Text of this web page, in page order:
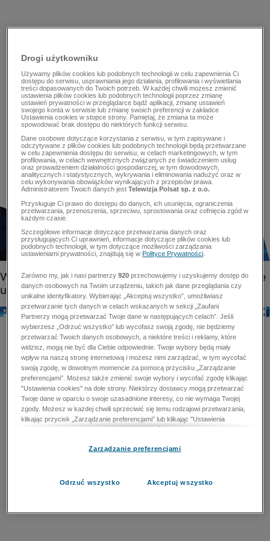
Drogi użytkowniku
Używamy plików cookies lub podobnych technologii w celu zapewnienia Ci
dostępu do serwisu, usprawniania jego działania, profilowania i wyświetlania
treści dopasowanych do Twoich potrzeb. W każdej chwili możesz zmienić
ustawienia plików cookies lub podobnych technologii poprzez zmianę
ustawień prywatności w przeglądarce bądź aplikacji, zmianę ustawień
swojego konta w serwisie lub zmianę swoich preferencji w zakładce
Ustawienia cookies w stopce strony. Pamiętaj, że zmiana ta może
spowodować brak dostępu do niektórych funkcji serwisu.
Dane osobowe dotyczące korzystania z serwisu, w tym zapisywane i
odczytywane z plików cookies lub podobnych technologii będą przetwarzane
w celu zapewnienia dostępu do serwisu, w celach marketingowych, w tym
profilowania, w celach wewnętrznych związanych ze świadczeniem usług
oraz prowadzeniem działalności gospodarczej, w tym dowodowych,
analitycznych i statystycznych, wykrywania i eliminowania nadużyć oraz w
celu wykonywania obowiązków wynikających z przepisów prawa.
Administratorem Twoich danych jestTelewizja Polsat sp. z o.o.
Przysługuje Ci prawo do dostępu do danych, ich usunięcia, ograniczenia
przetwarzania, przenoszenia, sprzeciwu, sprostowania oraz cofnięcia zgód w
każdym czasie.
Szczegółowe informacje dotyczące przetwarzania danych oraz
przysługujących Ci uprawnień, informacje dotyczące plików cookies lub
podobnych technologii, w tym dotyczące możliwości zarządzania
ustawieniami prywatności, znajdują się wPolityce Prywatności
Zarówno my, jak i nasi partnerzy920 przechowujemy i uzyskujemy dostęp do
danych osobowych na Twoim urządzeniu, takich jak dane przeglądania czy
unikalne identyfikatory. Wybierając „Akceptuj wszystko”, umożliwiasz
przetwarzanie tych danych w celach wskazanych w sekcji „Zaufani
Partnerzy mogą przetwarzać Twoje dane w następujących celach”. Jeśli
wybierzesz „Odrzuć wszystko” lub wycofasz swoją zgodę, nie będziemy
przetwarzać Twoich danych osobowych, a niektóre treści i reklamy, które
widzisz, mogą nie być dla Ciebie odpowiednie. Twoje wybory będą miały
wpływ na naszą stronę internetową i możesz nimi zarządzać, w tym wycofać
swoją zgodę, w dowolnym momencie za pomocą przycisku „Zarządzanie
preferencjami”. Możesz także zmienić swoje wybory i wycofać zgodę klikając
"Ustawienia cookies" na dole strony. Niektórzy dostawcy mogą przetwarzać
Twoje dane w oparciu o swoje uzasadnione interesy, co nie wymaga Twojej
zgody. Możesz w każdej chwili sprzeciwić się temu rodzajowi przetwarzania,
klikając przycisk „Zarządzanie preferencjami” lub klikając "Ustawienia
cookies" na dole strony. Nie możesz sprzeciwić się przetwarzaniu przez
zapobiegania oszustwom i naprawiania błędów, a w tym celu mogą zostać
przetwarzaniu danych osobowych w celu dostarczania i prezentacji reklam i
Zarządzanie preferencjami
Odrzuć wszystko Akceptuj wszystko